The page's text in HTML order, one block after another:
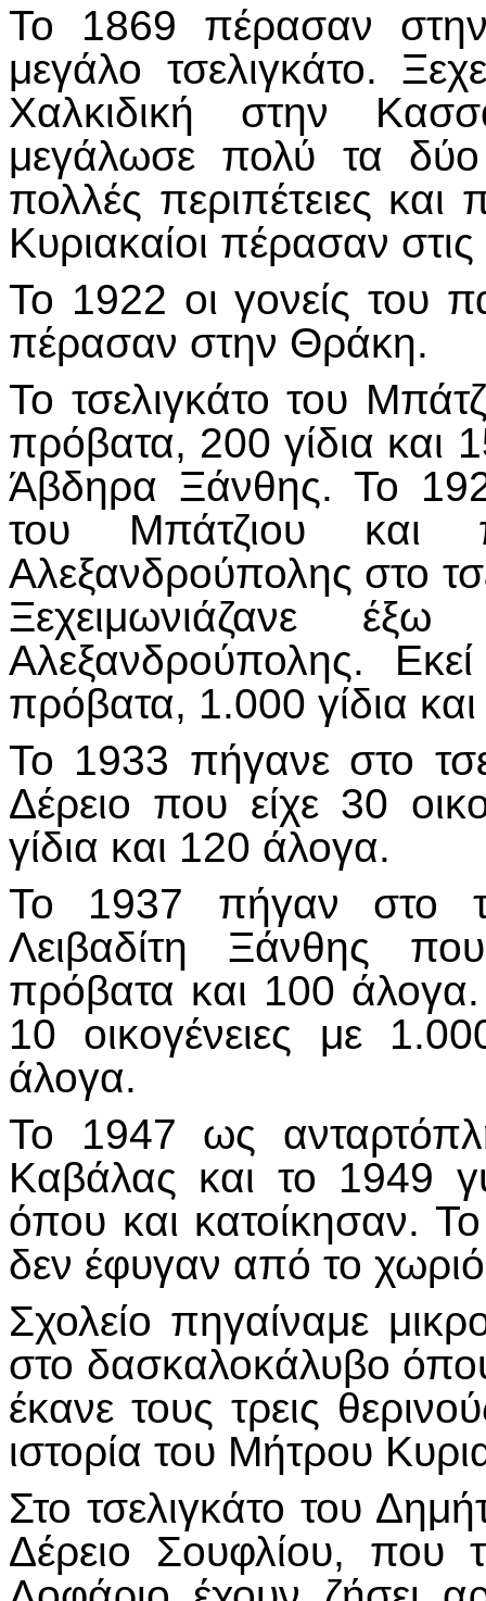
Το 1869 πέρασαν
μεγάλο τσελιγκάτο.
Χαλκιδική στην
μεγάλωσε πολύ τα
πολλές περιπέτειες
Κυριακαίοι πέρασαν
Το 1922 οι γονείς του
πέρασαν στην Θράκη.
Το τσελιγκάτο του
πρόβατα, 200 γίδια και
Άβδηρα Ξάνθης. Το
του Μπάτζιου και
Αλεξανδρούπολης στο
Ξεχειμωνιάζανε
Αλεξανδρούπολης.
πρόβατα, 1.000 γίδια
Το 1933 πήγανε στο
Δέρειο που είχε 30
γίδια και 120 άλογα.
Το 1937 πήγαν στο
Λειβαδίτη Ξάνθης
πρόβατα και 100 άλογα.
10 οικογένειες με
άλογα.
Το 1947 ως
Καβάλας και το 1949
όπου και κατοίκησαν. Το
δεν έφυγαν από το
Σχολείο πηγαίναμε
στο δασκαλοκάλυβο
έκανε τους τρεις
ιστορία του Μήτρου
Στο τσελιγκάτο του
Δέρειο Σουφλίου, που